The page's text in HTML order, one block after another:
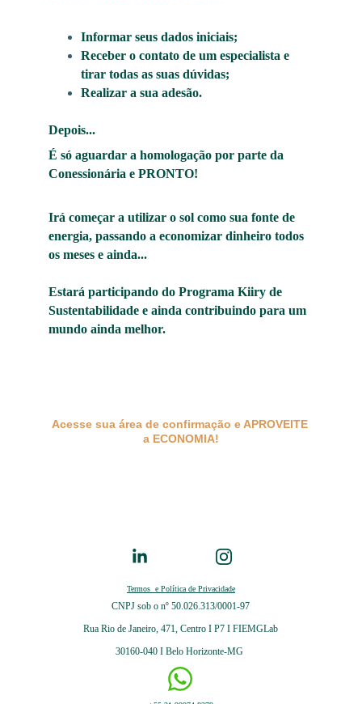
Informar seus dados iniciais;
Receber o contato de um especialista e
tirar todas as suas dúvidas;
Realizar a sua adesão.
Depois...
É só aguardar a homologação por parte da
Conessionária e PRONTO!
Irá começar a utilizar o sol como sua fonte de
energia, passando a economizar dinheiro todos
os meses e ainda...
Estará participando do Programa Kiiry de
Sustentabilidade e ainda contribuindo para um
mundo ainda melhor.
Acesse sua área de confirmação e APROVEITE
a ECONOMIA!
Termos  e Política de Privacidade
CNPJ sob o nº 50.026.313/0001-97
Rua Rio de Janeiro, 471, Centro I P7 I FIEMGLab
30160-040 I Belo Horizonte-MG